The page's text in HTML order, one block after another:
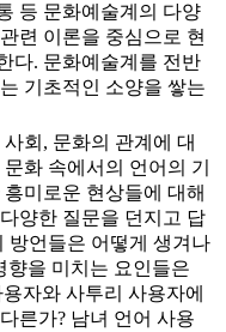
등 문화예술계의 다양
련 이론을 중심으로 현
다. 문화예술계를 전반
기초적인 소양을 쌓는
회, 문화의 관계에 대
화 속에서의 언어의 기
미로운 현상들에 대해
양한 질문을 던지고 답
방언들은 어떻게 생겨나
향을 미치는 요인들은
자와 사투리 사용자에
른가? 남녀 언어 사용